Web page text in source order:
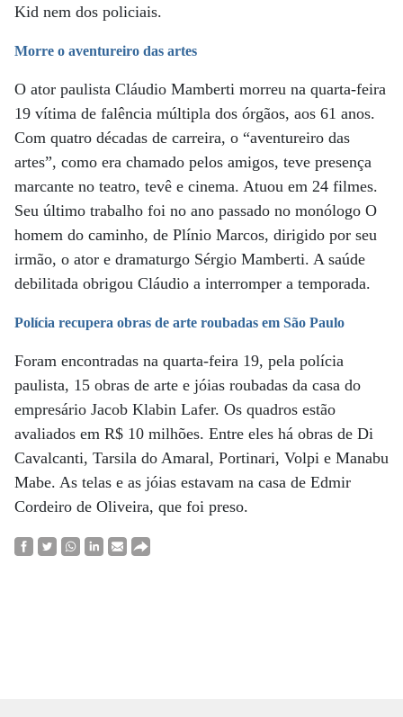
Kid nem dos policiais.
Morre o aventureiro das artes
O ator paulista Cláudio Mamberti morreu na quarta-feira
19 vítima de falência múltipla dos órgãos, aos 61 anos.
Com quatro décadas de carreira, o “aventureiro das
artes”, como era chamado pelos amigos, teve presença
marcante no teatro, tevê e cinema. Atuou em 24 filmes.
Seu último trabalho foi no ano passado no monólogo O
homem do caminho, de Plínio Marcos, dirigido por seu
irmão, o ator e dramaturgo Sérgio Mamberti. A saúde
debilitada obrigou Cláudio a interromper a temporada.
Polícia recupera obras de arte roubadas em São Paulo
Foram encontradas na quarta-feira 19, pela polícia
paulista, 15 obras de arte e jóias roubadas da casa do
empresário Jacob Klabin Lafer. Os quadros estão
avaliados em R$ 10 milhões. Entre eles há obras de Di
Cavalcanti, Tarsila do Amaral, Portinari, Volpi e Manabu
Mabe. As telas e as jóias estavam na casa de Edmir
Cordeiro de Oliveira, que foi preso.